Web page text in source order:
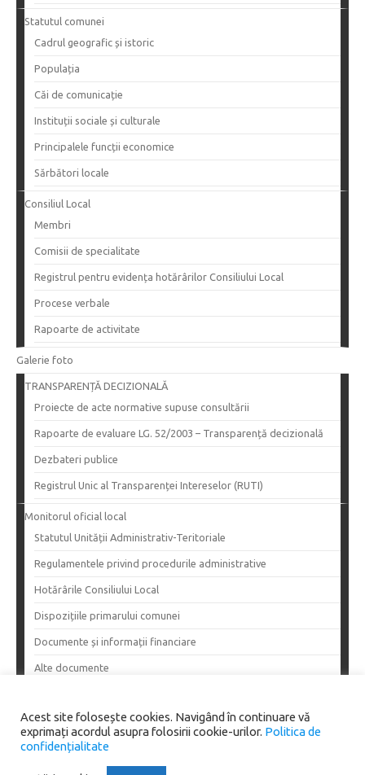
Statutul comunei
Cadrul geografic și istoric
Populația
Căi de comunicație
Instituții sociale și culturale
Principalele funcții economice
Sărbători locale
Consiliul Local
Membri
Comisii de specialitate
Registrul pentru evidența hotărârilor Consiliului Local
Procese verbale
Rapoarte de activitate
Galerie foto
TRANSPARENȚĂ DECIZIONALĂ
Proiecte de acte normative supuse consultării
Rapoarte de evaluare LG. 52/2003 – Transparență decizională
Dezbateri publice
Registrul Unic al Transparenței Intereselor (RUTI)
Monitorul oficial local
Statutul Unității Administrativ-Teritoriale
Regulamentele privind procedurile administrative
Hotărârile Consiliului Local
Dispozițiile primarului comunei
Documente și informații financiare
Alte documente
Copyright 2024
Acest site folosește cookies. Navigând în continuare vă
exprimați acordul asupra folosirii cookie-urilor. Politica de
confidențialitate